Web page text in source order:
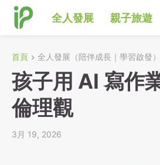
全人發展 親子旅遊
首頁 全人發展（陪伴成長｜學習啟發）
孩子用 AI 寫作
倫理觀
3月 19, 2026